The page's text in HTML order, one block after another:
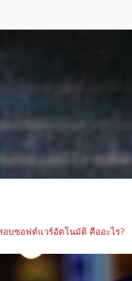
อบซอฟต์แวร์อัตโนมัติ คืออะไร?